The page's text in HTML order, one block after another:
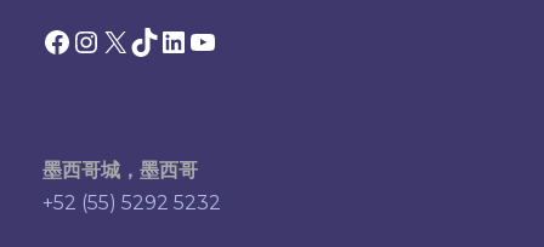
Facebook Instagram X TikTok 领英YouTube
墨西哥城，墨西哥
+52 (55) 5292 5232